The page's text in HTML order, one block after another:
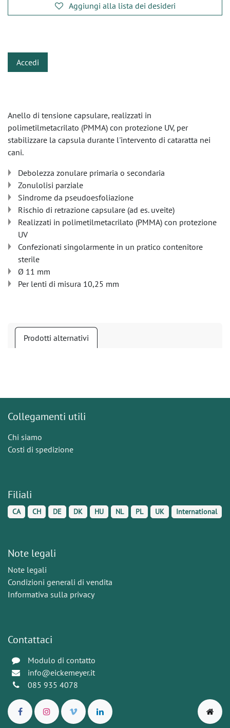
Aggiungi alla lista dei desideri
Accedi
Anello di tensione capsulare, realizzati in
polimetilmetacrilato (PMMA) con protezione UV, per
stabilizzare la capsula durante l'intervento di cataratta nei
cani.
Debolezza zonulare primaria o secondaria
Zonulolisi parziale
Sindrome da pseudoesfoliazione
Rischio di retrazione capsulare (ad es. uveite)
Realizzati in polimetilmetacrilato (PMMA) con protezione
UV
Confezionati singolarmente in un pratico contenitore
sterile
Ø 11 mm
Per lenti di misura 10,25 mm
Prodotti alternativi
Collegamenti utili
Chi siamo
Costi di spedizione
Filiali
CA CH DE DK HU NL PL UK International
Note legali
Note legali
Condizioni generali di vendita
Informativa sulla privacy
Contattaci
Modulo di contatto
info@eickemeyer.it
085 935 4078